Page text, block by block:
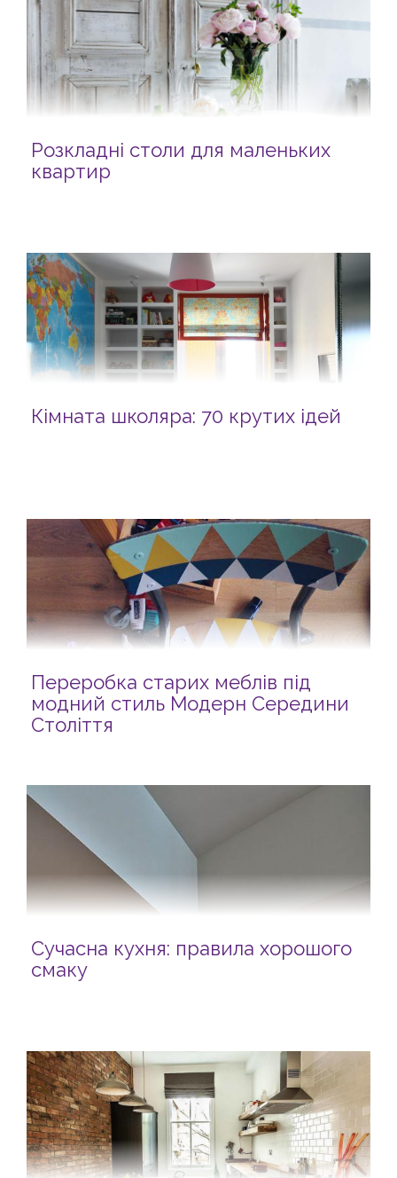
Розкладні столи для маленьких
квартир
Кімната школяра: 70 крутих ідей
Переробка старих меблів під
модний стиль Модерн Середини
Століття
Сучасна кухня: правила хорошого
смаку